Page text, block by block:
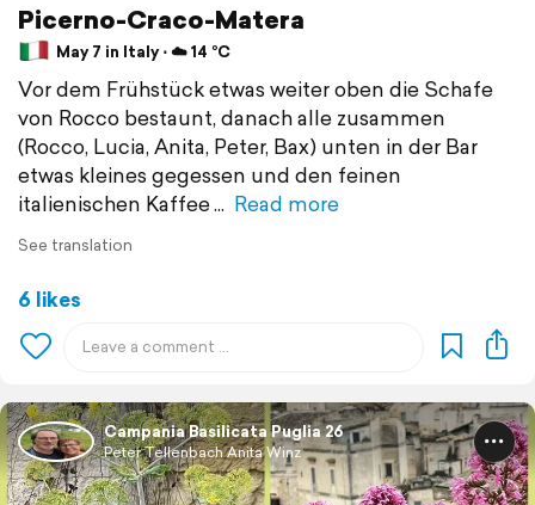
Picerno-Craco-Matera
May 7 in Italy ⋅ ☁️ 14 °C
Vor dem Frühstück etwas weiter oben die Schafe
von Rocco bestaunt, danach alle zusammen
(Rocco, Lucia, Anita, Peter, Bax) unten in der Bar
etwas kleines gegessen und den feinen
italienischen Kaffee
Read more
See translation
6 likes
Campania Basilicata Puglia 26
Peter Tellenbach Anita Winz